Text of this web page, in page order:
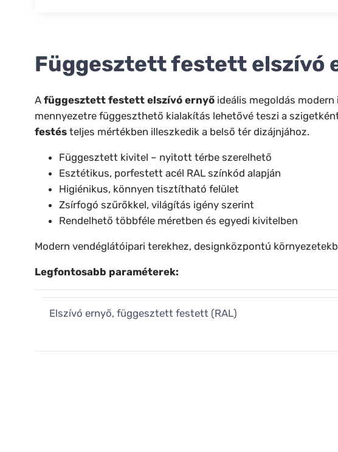
Függesztett festett elszívó
A függesztett festett elszívó ernyő ideális megoldás
mennyezetre függeszthető kialakítás lehetővé teszi a
festés teljes mértékben illeszkedik a belső tér dizájnjához.
Függesztett kivitel – nyitott térbe szerelhető
Esztétikus, porfestett acél RAL színkód alapján
Higiénikus, könnyen tisztítható felület
Zsírfogó szűrőkkel, világítás igény szerint
Rendelhető többféle méretben és egyedi kivitelben
Modern vendéglátóipari terekhez, designközpontú
Legfontosabb paraméterek:
Elszívó ernyő, függesztett festett (RAL)